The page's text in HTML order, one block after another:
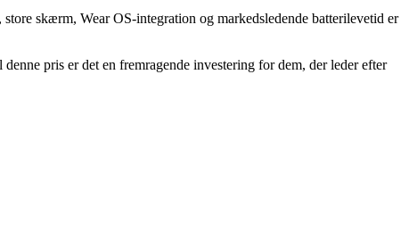
skærm, Wear OS-integration og markedsledende batterilevetid er
pris er det en fremragende investering for dem, der leder efter